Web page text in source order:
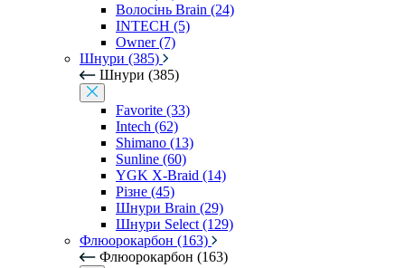
Волосінь Brain (24)
INTECH (5)
Owner (7)
Шнури (385)
Шнури (385)
Favorite (33)
Intech (62)
Shimano (13)
Sunline (60)
YGK X-Braid (14)
Різне (45)
Шнури Brain (29)
Шнури Select (129)
Флюорокарбон (163)
Флюорокарбон (163)